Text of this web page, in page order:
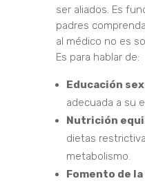
ser aliados. Es
padres
al médico no es
Es para hablar de:
Educación
adecuada a su
Nutrición
dietas
metabolismo.
Fomento de